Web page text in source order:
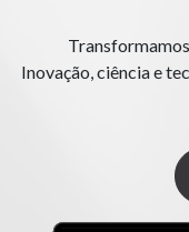
Inovação, ciência e